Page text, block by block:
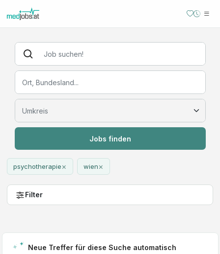
Jobs finden
psychotherapie× wien×
Filter
Neue Treffer für diese Suche automatisch